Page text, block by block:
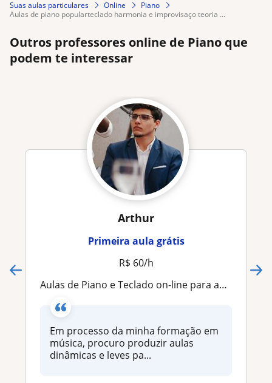
Suas aulas particulares Online
Piano
aulas de piano popularteclado harmonia e improvisaço teoria ...
Outros professores online de Piano que
podem te interessar
Arthur
Primeira aula grátis
R$ 60/h
Aulas de Piano e Teclado on-line para adultos e crianças
Em processo da minha formação em
música, procuro produzir aulas
dinâmicas e leves pa...